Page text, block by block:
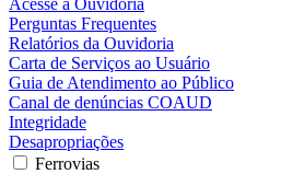
Acesse a Ouvidoria
Perguntas Frequentes
Relatórios da Ouvidoria
Carta de Serviços ao Usuário
Guia de Atendimento ao Público
Canal de denúncias COAUD
Integridade
Desapropriações
Ferrovias